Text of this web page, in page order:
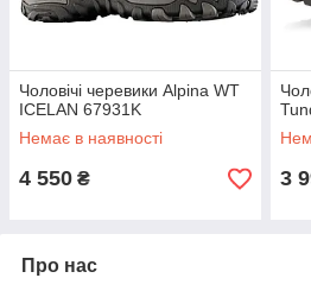
Чоловічі черевики Alpina WT
ICELAN 67931K
Немає в наявності
4 550 ₴ 3
Про нас